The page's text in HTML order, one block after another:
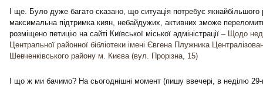
І ще. Було дуже багато сказано, що ситуація потребує якнайбільшого
максимальна підтримка киян, небайдужих, активних зможе
розміщено петицію на сайті Київської міської адміністрації – Щодо
Центральної районної бібліотеки імені Євгена Плужника
Шевченківського району м. Києва (вул. Прорізна, 15)
І що ж ми бачимо? На сьогоднішні момент (пишу ввечері, в неділю